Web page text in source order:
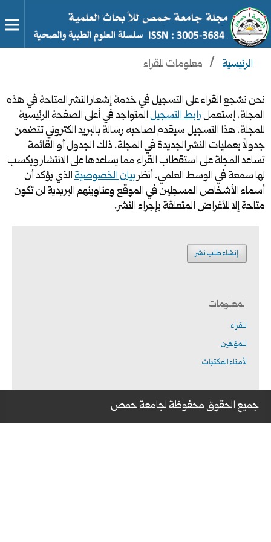
الرئيسية / معلومات للقراء
نحن نشجع القراء على التسجيل في خدمة إشعار النشر المتاحة في هذه
المجلة. إستعمل رابط التسجيل المتواجد في أعلى الصفحة الرئيسية
للمجلة. هذا التسجيل سيقدم لصاحبه رسالة بالبريد الكتروني تتضمن
جدولاً بعمليات النشر الجديدة في المجلة. ذلك الجدول أو القائمة
تساعد المجلة على استقطاب القراء مما يساعدها على الانتشار ويكسب
لها سمعة في الوسط العلمي. أنظربيان الخصوصيةالذي يؤكد أن
أسماء الأشخاص المسجلين في الموقع وعناوينهم البريدية لن تكون
متاحة إلا للأغراض المتعلقة بإجراء النشر.
إنشاء طلب نشر
المعلومات
للقراء
للمؤلفين
لأمناء المكتبات
جميع الحقوق محفوظة لجامعة حمص